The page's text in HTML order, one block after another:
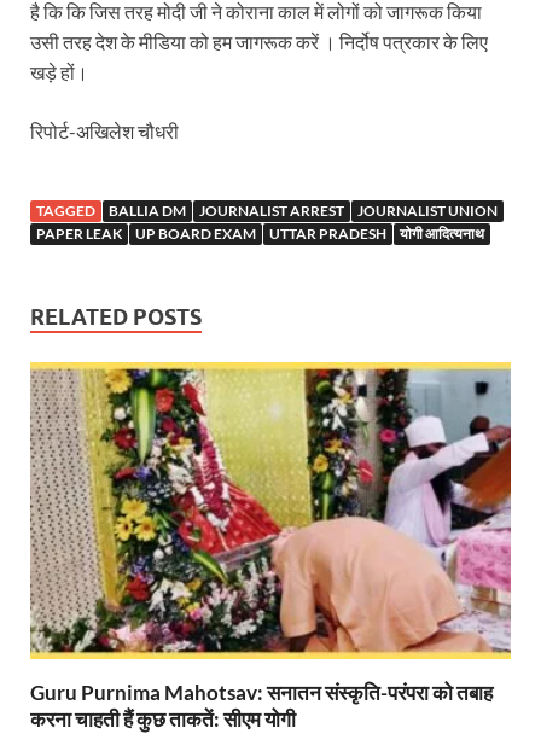
Jan-Jan Ki Sarkar Abhiyan: 4 जुलाई से फिर शुरु होगा
9New Sectoral Policy: 9 नई सेक्टोरल पॉलिसी, एक
New haryana Industrial Policy: मुख्यमंत्री नायब सिंह
Baster’s New Picture: बस्तर की नई तस्वीर: मैदान में
पीएम मोदी के संबोधन की बड़ी बातें
Modern Composite Sleepers: एआई की मदद से ट्रैक
Char Dham Yatra Action Plan: चारधाम यात्रा-
Katra Banihal Special Train: कटरा – बनिहाल के
Aerial Survey: सीएम योगी के निर्देश पर उप मुख्यमंत्री व
Ancient Manuscripts: वैश्विक मंच तक पहुंचेगा भारतीय
Big Blueprint for Bastar: बस्तर के लिए बड़ा ब्लूप्रिंट:
है कि कि जिस तरह मोदी जी ने कोराना काल में लोगों को जागरूक किया
उसी तरह देश के मीडिया को हम जागरूक करें । निर्दोष पत्रकार के लिए
खड़े हों।
रिपोर्ट-अखिलेश चौधरी
TAGGED BALLIA DM JOURNALIST ARREST
JOURNALIST UNION
PAPER LEAK
UP BOARD EXAM UTTAR PRADESH योगी आदित्यनाथ
RELATED POSTS
Guru Purnima Mahotsav: सनातन संस्कृति-परंपरा को तबाह
करना चाहती हैं कुछ ताकतें: सीएम योगी